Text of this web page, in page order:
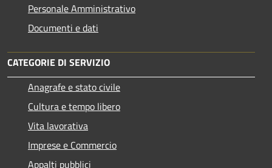
Personale Amministrativo
Documenti e dati
CATEGORIE DI SERVIZIO
Anagrafe e stato civile
Cultura e tempo libero
Vita lavorativa
Imprese e Commercio
Appalti pubblici